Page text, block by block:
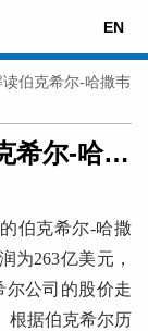
EN
伯克希尔-哈撒韦
巴菲特的投资经——解读伯克希尔-哈撒韦公司财报
伯克希尔-哈撒
为263亿美元，
尔公司的股价走
根据伯克希尔历